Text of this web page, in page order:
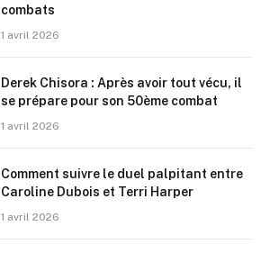
combats
1 avril 2026
Derek Chisora : Après avoir tout vécu, il
se prépare pour son 50ème combat
1 avril 2026
Comment suivre le duel palpitant entre
Caroline Dubois et Terri Harper
1 avril 2026